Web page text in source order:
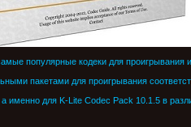
популярные кодеки для проигрывания
пакетами для проигрывания
именно для K-Lite Codec Pack 10.1.5 в